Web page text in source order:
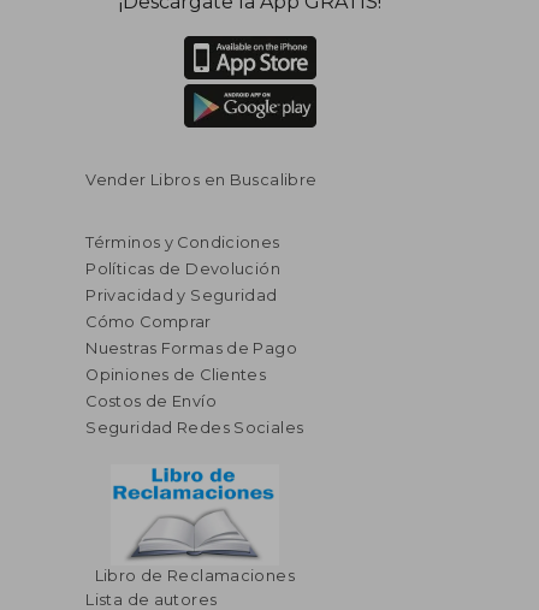
$ 27.01
45%
dcto.
$ 184.84
$ 101.66
Vender Libros en Buscalibre
Términos y Condiciones
Políticas de Devolución
Privacidad y Seguridad
Cómo Comprar
Nuestras Formas de Pago
Opiniones de Clientes
Costos de Envío
Seguridad Redes Sociales
Libro de Reclamaciones
Lista de autores